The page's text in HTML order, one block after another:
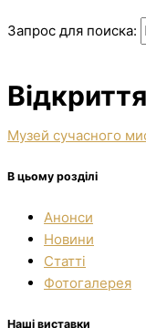
Запрос для поиска:
Музей сучасного
В цьому розділі
Анонси
Новини
Статті
Фотогалерея
Наші виставки